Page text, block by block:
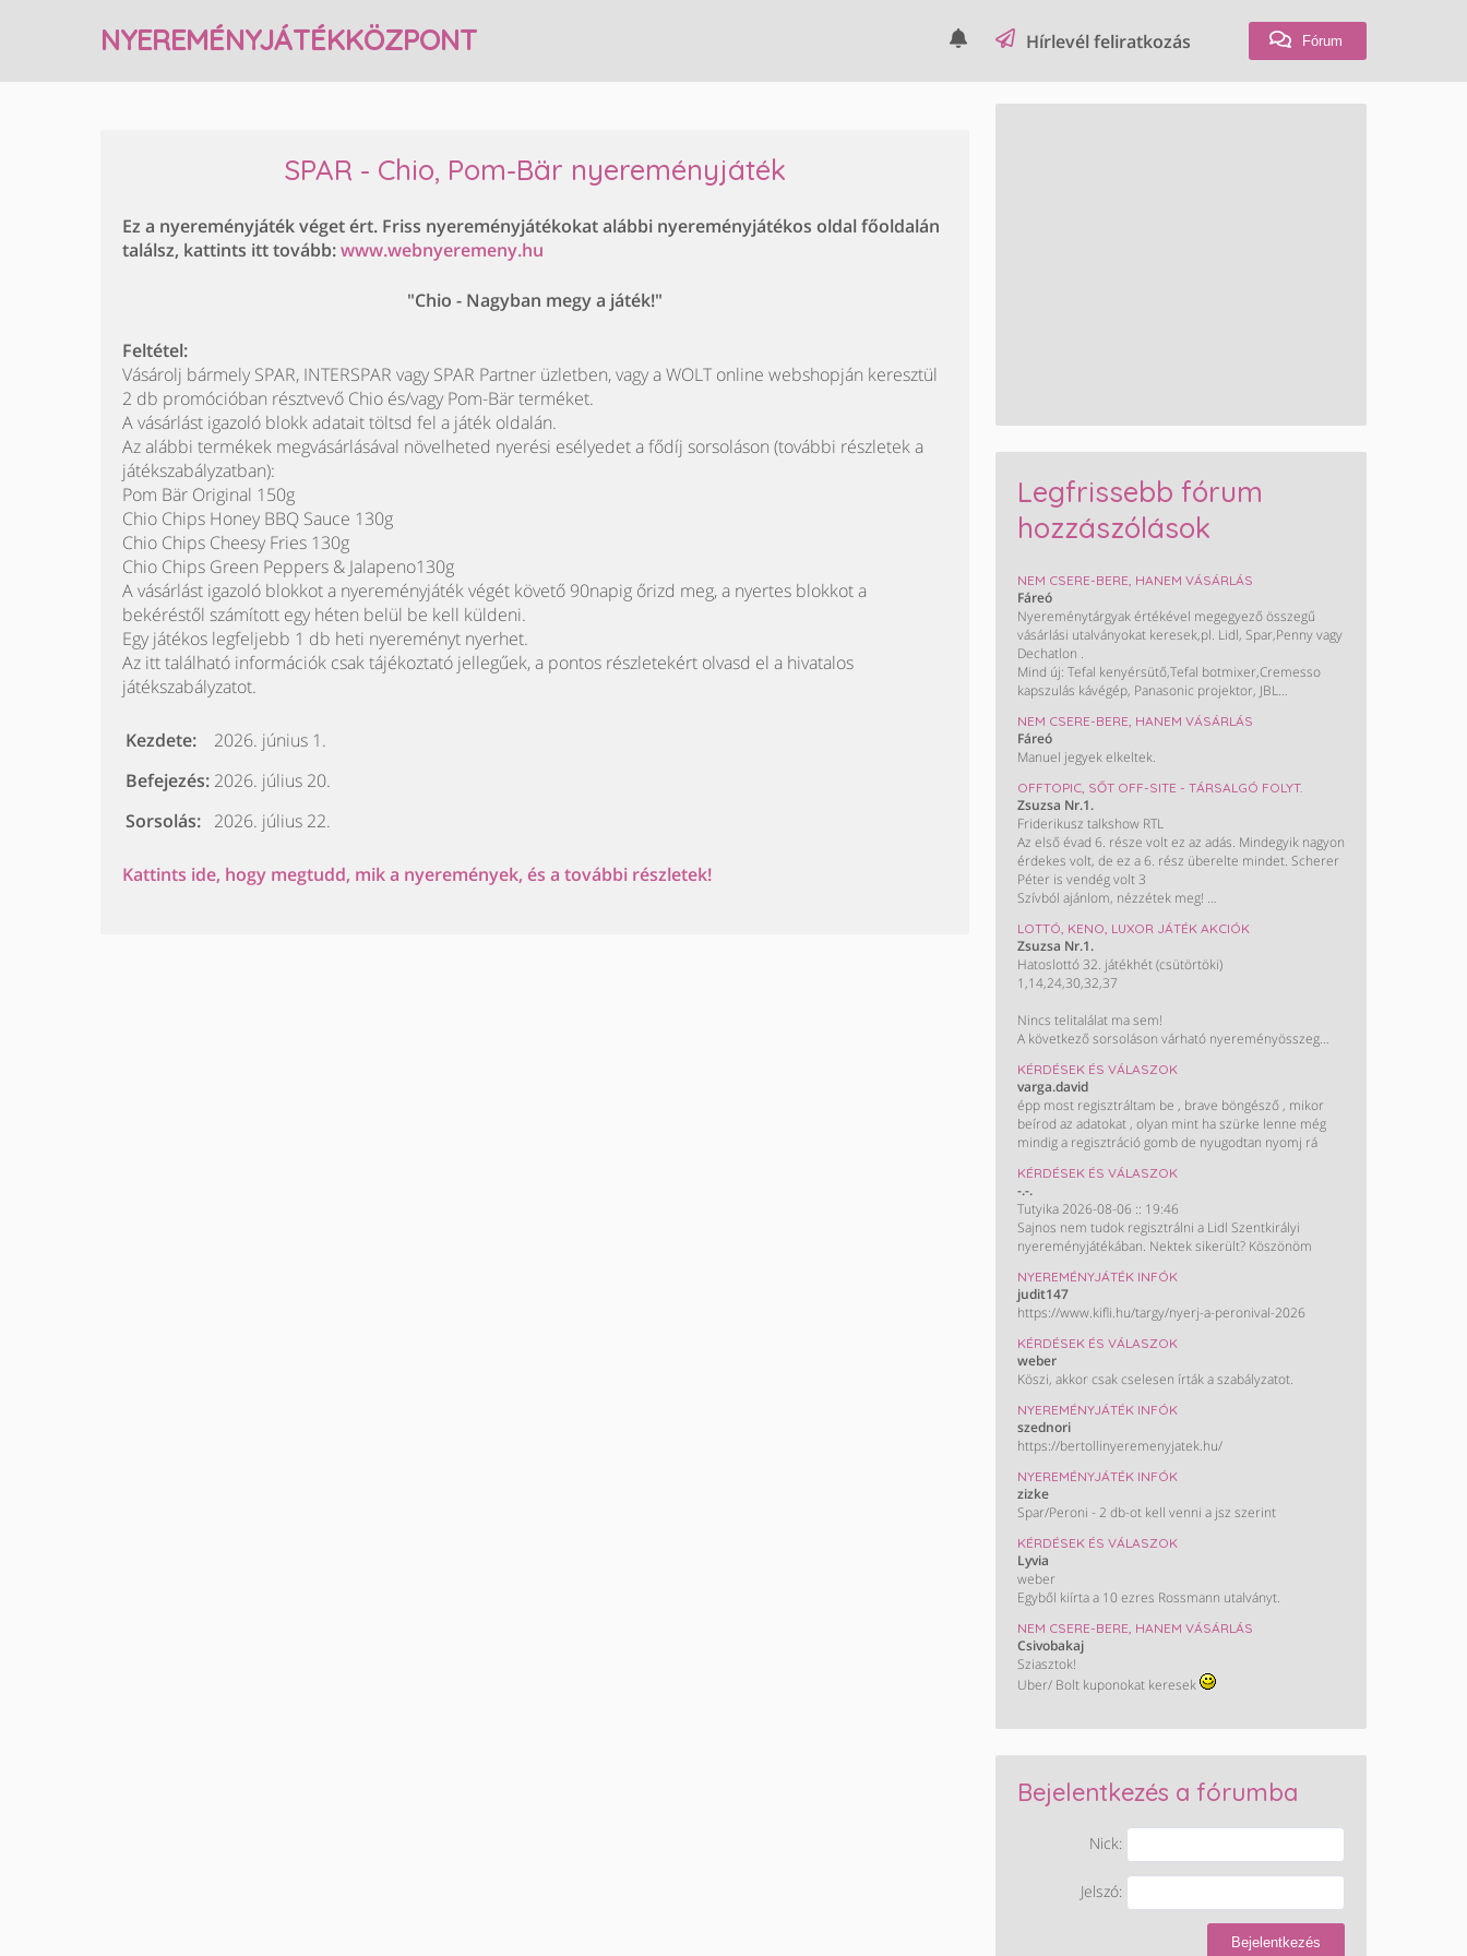
NYEREMÉNYJÁTÉKKÖZPONT Hírlevél feliratkozás Fórum
SPAR - Chio, Pom-Bär nyereményjáték
Ez a nyereményjáték véget ért. Friss nyereményjátékokat alábbi nyereményjátékos oldal főoldalán
találsz, kattints itt tovább:www.webnyeremeny.hu
"Chio - Nagyban megy a játék!"
Feltétel:
Vásárolj bármely SPAR, INTERSPAR vagy SPAR Partner üzletben, vagy a WOLT online webshopján keresztül
2 db promócióban résztvevő Chio és/vagy Pom-Bär terméket.
A vásárlást igazoló blokk adatait töltsd fel a játék oldalán.
Az alábbi termékek megvásárlásával növelheted nyerési esélyedet a fődíj sorsoláson (további részletek a
játékszabályzatban):
Pom Bär Original 150g
Chio Chips Honey BBQ Sauce 130g
Chio Chips Cheesy Fries 130g
Chio Chips Green Peppers & Jalapeno130g
A vásárlást igazoló blokkot a nyereményjáték végét követő 90napig őrizd meg, a nyertes blokkot a
bekéréstől számított egy héten belül be kell küldeni.
Egy játékos legfeljebb 1 db heti nyereményt nyerhet.
Az itt található információk csak tájékoztató jellegűek, a pontos részletekért olvasd el a hivatalos
játékszabályzatot.
Kezdete:
2026. június 1.
Befejezés: 2026. július 20.
Sorsolás: 2026. július 22.
Kattints ide, hogy megtudd, mik a nyeremények, és a további részletek!
Legfrissebb fórum
hozzászólások
NEM CSERE-BERE, HANEM VÁSÁRLÁS
Fáreó
Nyereménytárgyak értékével megegyező összegű
vásárlási utalványokat keresek,pl. Lidl, Spar,Penny vagy
Dechatlon .
Mind új: Tefal kenyérsütő,Tefal botmixer,Cremesso
kapszulás kávégép, Panasonic projektor, JBL
egér,Truelife elektromos fogkefe, Mojo hangfal,
Ipanema szandál, Nebulók hangszórós
kulacs,Heineken termosz,Kodak printomatic
fényképező,pólók ,pulóverek,baseball
sapkák,hátizsákok,tornazsákok,Kinder
pinyáta,társasok,Kilimandjaro nagy túrahátizsák,túra
bot,stb. És egy 35000Ft-os H&M kártya.
Vásárlási utira-kártyákra cserélem vagy kp.
NEM CSERE-BERE, HANEM VÁSÁRLÁS
Fáreó
Manuel jegyek elkeltek.
OFFTOPIC, SŐT OFF-SITE - TÁRSALGÓ FOLYT.
Zsuzsa Nr.1.
Friderikusz talkshow RTL
Az első évad 6. része volt ez az adás. Mindegyik nagyon
érdekes volt, de ez a 6. rész überelte mindet. Scherer
Péter is vendég volt 3
Szívból ajánlom, nézzétek meg!
https://www.rtlplusz.hu/friderikusz-talkshow-
p_28107/1-evad-6-resz-c_13181455
LOTTÓ, KENO, LUXOR JÁTÉK AKCIÓK
Zsuzsa Nr.1.
Hatoslottó 32. játékhét (csütörtöki)
1,14,24,30,32,37
Nincs telitalálat ma sem!
A következő sorsoláson várható nyereményösszeg
880 millió Ft
KÉRDÉSEK ÉS VÁLASZOK
varga.david
épp most regisztráltam be , brave böngésző , mikor
beírod az adatokat , olyan mint ha szürke lenne még
mindig a regisztráció gomb de nyugodtan nyomj rá
KÉRDÉSEK ÉS VÁLASZOK
-.-.
Tutyika 2026-08-06 :: 19:46
Sajnos nem tudok regisztrálni a Lidl Szentkirályi
nyereményjátékában. Nektek sikerült? Köszönöm
NYEREMÉNYJÁTÉK INFÓK
judit147
https://www.kifli.hu/targy/nyerj-a-peronival-2026
KÉRDÉSEK ÉS VÁLASZOK
weber
Köszi, akkor csak cselesen írták a szabályzatot.
NYEREMÉNYJÁTÉK INFÓK
szednori
https://bertollinyeremenyjatek.hu/
NYEREMÉNYJÁTÉK INFÓK
zizke
Spar/Peroni - 2 db-ot kell venni a jsz szerint
KÉRDÉSEK ÉS VÁLASZOK
Lyvia
weber
Egyből kiírta a 10 ezres Rossmann utalványt.
NEM CSERE-BERE, HANEM VÁSÁRLÁS
Csivobakaj
Sziasztok!
Uber/ Bolt kuponokat keresek
Bejelentkezés a fórumba
Nick:
Jelszó:
Bejelentkezés